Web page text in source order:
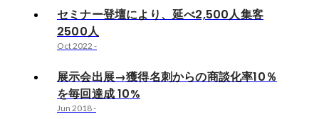
セミナー登壇により、延べ2,500人集客
2500人
Oct 2022 -
展示会出展→獲得名刺からの商談化率10％
を毎回達成 10%
Jun 2018-